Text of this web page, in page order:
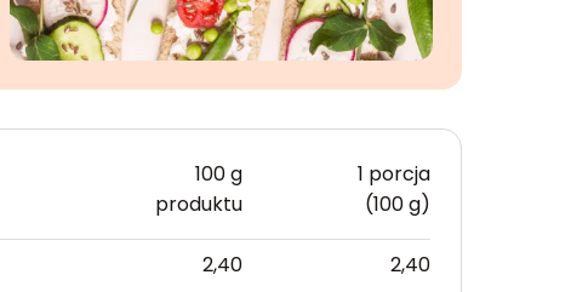
100 g
produktu
1 porcja
(100 g)
2,40
2,40